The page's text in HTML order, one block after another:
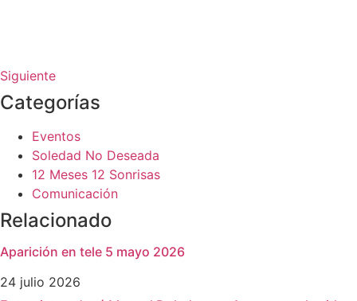
Siguiente
Categorías
Eventos
Soledad No Deseada
12 Meses 12 Sonrisas
Comunicación
Relacionado
Aparición en tele 5 mayo 2026
24 julio 2026